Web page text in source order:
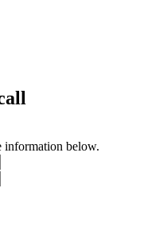
information below.